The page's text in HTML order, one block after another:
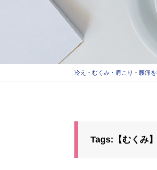
冷え・むくみ・肩こり・腰痛
Tags:【むくみ